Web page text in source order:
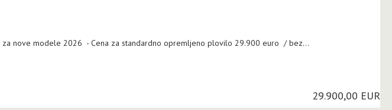
za nove modele 2026 - Cena za standardno opremljeno plovilo 29.900 euro / bez...
29.900,00 EUR